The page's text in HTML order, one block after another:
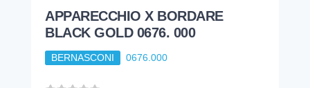
APPARECCHIO X BORDARE
BLACK GOLD 0676. 000
BERNASCONI 0676.000